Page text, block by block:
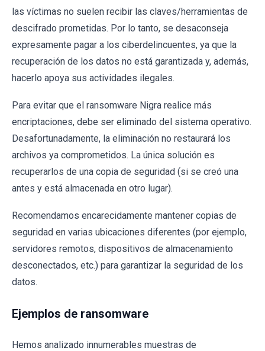
las víctimas no suelen recibir las claves/herramientas de
descifrado prometidas. Por lo tanto, se desaconseja
expresamente pagar a los ciberdelincuentes, ya que la
recuperación de los datos no está garantizada y, además,
hacerlo apoya sus actividades ilegales.
Para evitar que el ransomware Nigra realice más
encriptaciones, debe ser eliminado del sistema operativo.
Desafortunadamente, la eliminación no restaurará los
archivos ya comprometidos. La única solución es
recuperarlos de una copia de seguridad (si se creó una
antes y está almacenada en otro lugar).
Recomendamos encarecidamente mantener copias de
seguridad en varias ubicaciones diferentes (por ejemplo,
servidores remotos, dispositivos de almacenamiento
desconectados, etc.) para garantizar la seguridad de los
datos.
Ejemplos de ransomware
Hemos analizado innumerables muestras de